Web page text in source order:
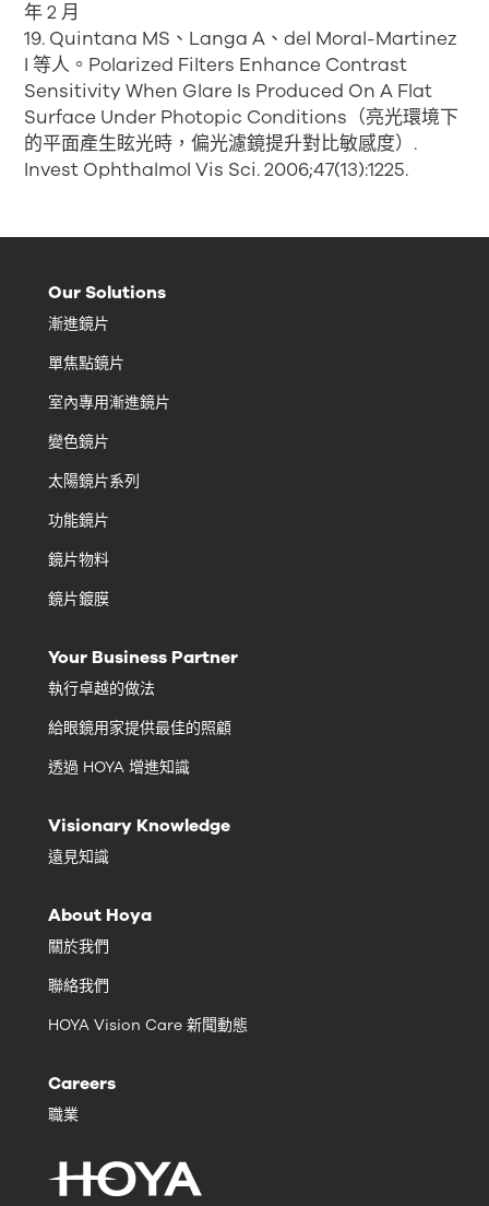
年 2 月
19. Quintana MS、Langa A、del Moral-Martinez
I 等人。Polarized Filters Enhance Contrast
Sensitivity When Glare Is Produced On A Flat
Surface Under Photopic Conditions（亮光環境下
的平面產生眩光時，偏光濾鏡提升對比敏感度）.
Invest Ophthalmol Vis Sci. 2006;47(13):1225.
Our Solutions
漸進鏡片
單焦點鏡片
室內專用漸進鏡片
變色鏡片
太陽鏡片系列
功能鏡片
鏡片物料
鏡片鍍膜
Your Business Partner
執行卓越的做法
給眼鏡用家提供最佳的照顧
透過 HOYA 增進知識
Visionary Knowledge
遠見知識
About Hoya
關於我們
聯絡我們
HOYA Vision Care 新聞動態
Careers
職業